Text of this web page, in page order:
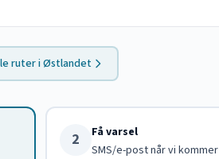
ruter iØstlandet
2
Få varsel
SMS/e-post når vi kommer